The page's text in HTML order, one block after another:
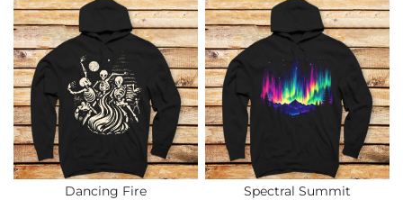
Dancing Fire Spectral Summit